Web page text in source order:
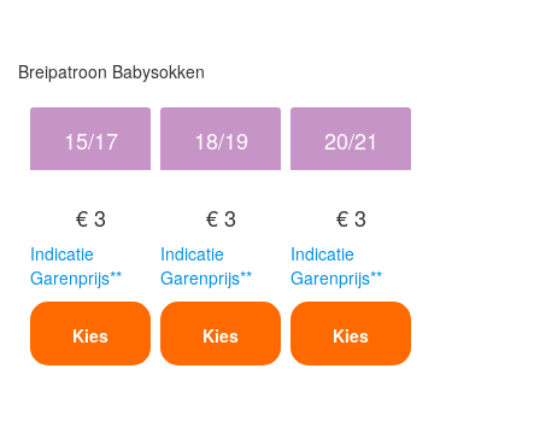
Breipatroon Babysokken
15/17
€ 3
Indicatie
Garenprijs**
Kies
18/19
€ 3
Indicatie
Garenprijs**
Kies
20/21
€ 3
Indicatie
Garenprijs**
Kies